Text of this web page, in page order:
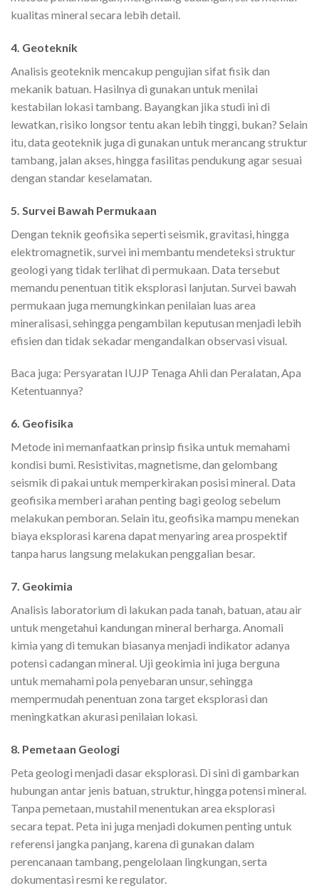
kualitas mineral secara lebih detail.
4. Geoteknik
Analisis geoteknik mencakup pengujian sifat fisik dan
mekanik batuan. Hasilnya di gunakan untuk menilai
kestabilan lokasi tambang. Bayangkan jika studi ini di
lewatkan, risiko longsor tentu akan lebih tinggi, bukan? Selain
itu, data geoteknik juga di gunakan untuk merancang struktur
tambang, jalan akses, hingga fasilitas pendukung agar sesuai
dengan standar keselamatan.
5. Survei Bawah Permukaan
Dengan teknik geofisika seperti seismik, gravitasi, hingga
elektromagnetik, survei ini membantu mendeteksi struktur
geologi yang tidak terlihat di permukaan. Data tersebut
memandu penentuan titik eksplorasi lanjutan. Survei bawah
permukaan juga memungkinkan penilaian luas area
mineralisasi, sehingga pengambilan keputusan menjadi lebih
efisien dan tidak sekadar mengandalkan observasi visual.
Baca juga: Persyaratan IUJP Tenaga Ahli dan Peralatan, Apa
Ketentuannya?
6. Geofisika
Metode ini memanfaatkan prinsip fisika untuk memahami
kondisi bumi. Resistivitas, magnetisme, dan gelombang
seismik di pakai untuk memperkirakan posisi mineral. Data
geofisika memberi arahan penting bagi geolog sebelum
melakukan pemboran. Selain itu, geofisika mampu menekan
biaya eksplorasi karena dapat menyaring area prospektif
tanpa harus langsung melakukan penggalian besar.
7. Geokimia
Analisis laboratorium di lakukan pada tanah, batuan, atau air
untuk mengetahui kandungan mineral berharga. Anomali
kimia yang di temukan biasanya menjadi indikator adanya
potensi cadangan mineral. Uji geokimia ini juga berguna
untuk memahami pola penyebaran unsur, sehingga
mempermudah penentuan zona target eksplorasi dan
meningkatkan akurasi penilaian lokasi.
8. Pemetaan Geologi
Peta geologi menjadi dasar eksplorasi. Di sini di gambarkan
hubungan antar jenis batuan, struktur, hingga potensi mineral.
Tanpa pemetaan, mustahil menentukan area eksplorasi
secara tepat. Peta ini juga menjadi dokumen penting untuk
referensi jangka panjang, karena di gunakan dalam
perencanaan tambang, pengelolaan lingkungan, serta
dokumentasi resmi ke regulator.